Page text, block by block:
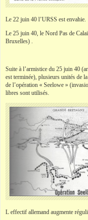
Le 22 juin 40 l’URSS est envahie.
Le 25 juin 40, le Nord Pas de
Bruxelles) .
Suite à l’armistice du 25 juin 40
est terminée), plusieurs unités de
de l’opération « Seelowe »
libres sont utilisés.
L effectif allemand augmente